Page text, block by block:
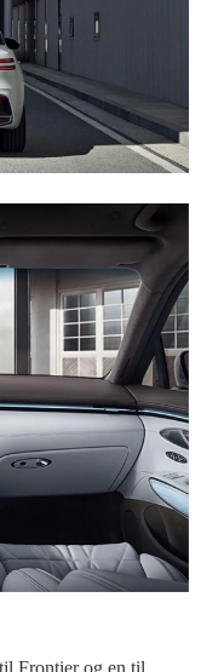
Frontier og en til